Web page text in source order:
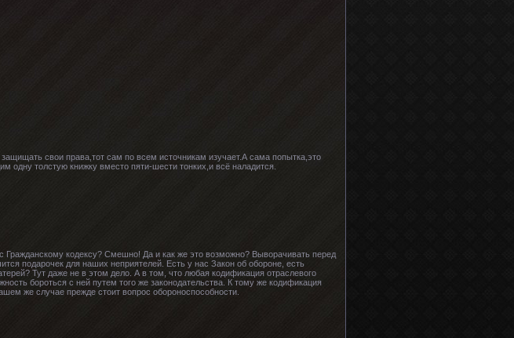
свои права,тот сам по всем источникам изучает.А сама попытка,это
одну толстую книжку вместо пяти-шести тонких,и всё наладится.
кодексу? Смешно! Да и как же это возможно? Выворачивать перед
подарочек для наших неприятелей. Есть у нас Закон об обороне, есть
Тут даже не в этом дело. А в том, что любая кодификация отраслевого
бороться с ней путем того же законодательства. К тому же кодификация
же случае прежде стоит вопрос обороноспособности.